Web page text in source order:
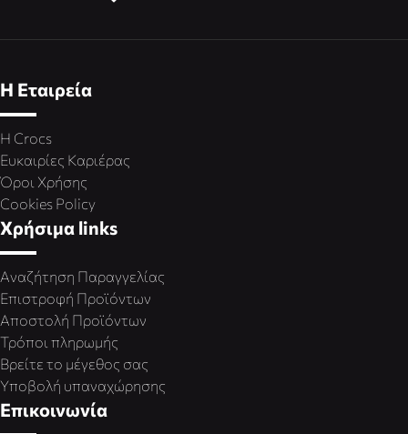
Η Εταιρεία
Η Crocs
Ευκαιρίες Καριέρας
Όροι Χρήσης
Cookies Policy
Χρήσιμα links
Αναζήτηση Παραγγελίας
Επιστροφή Προϊόντων
Αποστολή Προϊόντων
Τρόποι πληρωμής
Βρείτε το μέγεθος σας
Υποβολή υπαναχώρησης
Επικοινωνία